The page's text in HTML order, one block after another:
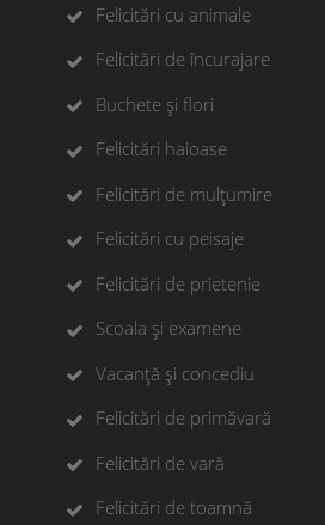
Felicitări cu animale
Felicitări de încurajare
Buchete și flori
Felicitări haioase
Felicitări de mulțumire
Felicitări cu peisaje
Felicitări de prietenie
Scoala și examene
Vacanță și concediu
Felicitări de primăvară
Felicitări de vară
Felicitări de toamnă